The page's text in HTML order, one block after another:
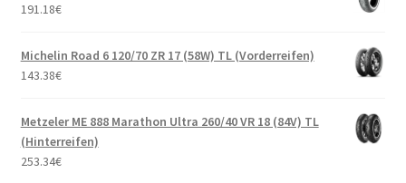
191.18€
Michelin Road 6 120/70 ZR 17 (58W) TL (Vorderreifen)
143.38€
Metzeler ME 888 Marathon Ultra 260/40 VR 18 (84V) TL
(Hinterreifen)
253.34€